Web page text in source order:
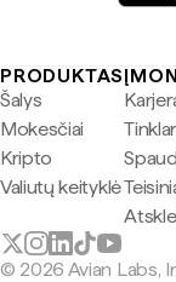
PRODUKTAS
Šalys
Mokesčiai
Kripto
Valiutų keityklė
© 2026 Avian Labs,